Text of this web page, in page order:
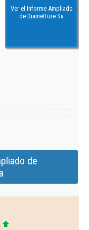
Ver el Informe Ampliado
de Diametture Sa
de